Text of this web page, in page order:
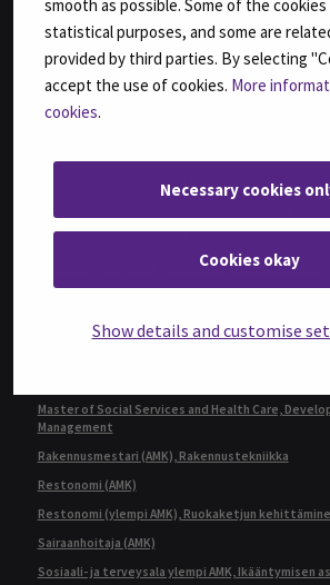
smooth as possible. Some of the
statistical purposes, and some are
provided by third parties. By selecting
accept the use of cookies. More
cookies.
Necessary cookies
Cookies okay
Show details and customise
Insinööri (AMK), Automaatiotekniikka
Insinööri (AMK), Bio- ja elintarviketekniikka
Insinööri (AMK), Konetekniikka,
kone- ja tuotantotekniikka tai auto- ja
Insinööri (ylempi AMK), Rakentaminen
Insinööri (ylempi AMK), Ruokaketjun kehittäminen
Kulttuurituottaja (AMK)
Master of Social Services and Health Care,
Management
Rakennusmestari (AMK), Rakennustekniikka
Restonomi (AMK)
Restonomi (ylempi AMK), Ruokaketjun
Sairaanhoitaja (AMK)
Sosiaali- ja terveysala ylempi AMK, Ikääntymisen